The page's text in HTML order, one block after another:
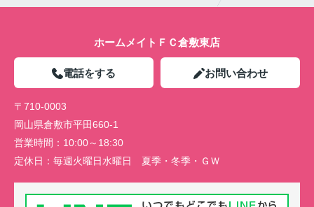
ホームメイトＦＣ倉敷東店
電話をする お問い合わせ
〒710-0003
岡山県倉敷市平田660-1
営業時間： 10:00～18:30
定休日： 毎週火曜日水曜日 夏季・冬季・ＧＷ